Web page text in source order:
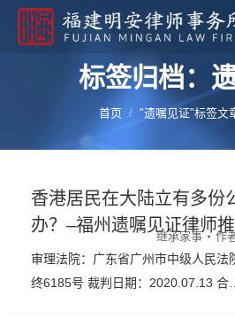
标签归档：
您的位置：
首页 "遗嘱见证"标签文
香港居民在大陆立有多份
办？–福州遗嘱见证律师
继承家事 作
审理法院：广东省广州市中级人民法
终6185号 裁判日期：2020.07.13 合…